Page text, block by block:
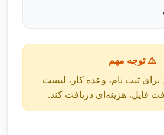
⚠️ توجه مهم
برای ثبت نام، وعده کار، لیست
فایل، هزینه‌ای دریافت کند.